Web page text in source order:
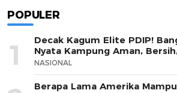
POPULER
1
Decak Kagum Elite PDIP!
Nyata Kampung Aman,
NASIONAL
Berapa Lama Amerika Mampu